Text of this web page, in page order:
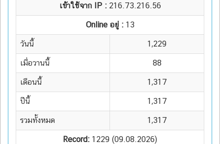
เข้าใช้จาก IP : 216.73.216.56
Online อยู่ : 13
วันนี้ 1,229
เมื่อวานนี้ 88
เดือนนี้ 1,317
ปีนี้ 1,317
รวมทั้งหมด 1,317
Record: 1229 (09.08.2026)